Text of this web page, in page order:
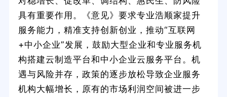
具有重要作用。《意见》要求专业浩顺家提升
服务能力，精准支持创新创业，推动“互联网
+中小企业”发展，鼓励大型企业和专业服务机
构搭建云制造平台和中小企业云服务平台。机
遇与风险并存，政策的逐步放松导致企业服务
机构大幅增长，原有的市场利润空间被进一步